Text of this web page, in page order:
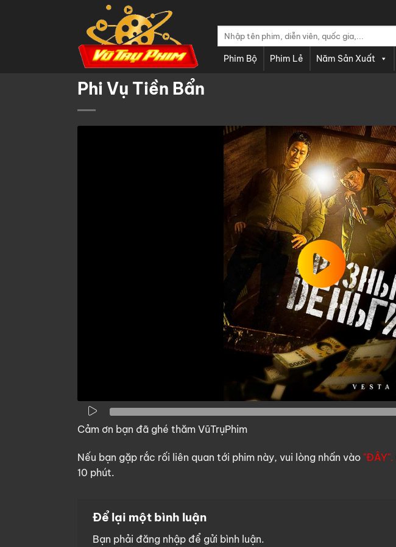
Tìm
Phim Bộ Phim Lẻ Năm Sản Xuất
Phi Vụ Tiền Bẩn
Cảm ơn bạn đã ghé thăm VũTrụPhim
Nếu bạn gặp rắc rối liên quan tới phim này, vui lòng nhấn vào "ĐÂY".
10 phút.
Để lại một bình luận
Bạn phải đăng nhập để gửi bình luận.